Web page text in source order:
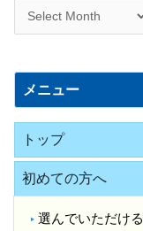
日
メニュー
トップ
初めての方へ
選んでいただけ